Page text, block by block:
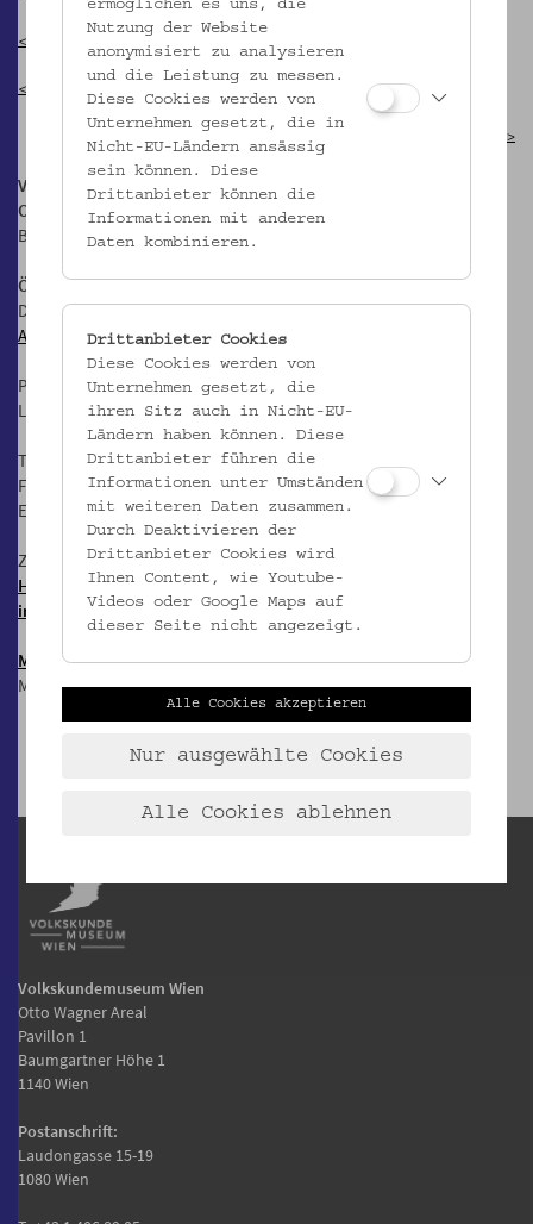
< zurück zur Überblicksseite
< Rückkehr und Erinnerung
Brno/Brünn >
Volkskundemuseum Wien
Otto Wagner Areal, Pavillon 1
Baumgartner Höhe 1, 1140 Wien
Öffnungszeiten:
Di-Fr: 10-17 Uhr
Anfahrt
Postanschrift:
Laudongasse 15-19, 1080 Wien
T: +43 1 406 89 05
F: +43 1 406 89 05.88
E:
office@volkskundemuseum.at
Zum Newsletter:
HIER anmelden &
informiert bleiben!
Mostothek@ OWA
Mai-Sep: Dienstags, 17 Uhr
Volkskundemuseum Wien
Otto Wagner Areal
Pavillon 1
Baumgartner Höhe 1
1140 Wien
Postanschrift:
Laudongasse 15-19
1080 Wien
ermöglichen es uns, die
Nutzung der Website
anonymisiert zu analysieren
und die Leistung zu messen.
Diese Cookies werden von
Unternehmen gesetzt, die in
Nicht-EU-Ländern ansässig
sein können. Diese
Drittanbieter können die
Informationen mit anderen
Daten kombinieren.
Drittanbieter Cookies
Diese Cookies werden von
Unternehmen gesetzt, die
ihren Sitz auch in Nicht-EU-
Ländern haben können. Diese
Drittanbieter führen die
Informationen unter Umständen
mit weiteren Daten zusammen.
Durch Deaktivieren der
Drittanbieter Cookies wird
Ihnen Content, wie Youtube-
Videos oder Google Maps auf
dieser Seite nicht angezeigt.
Alle Cookies akzeptieren
Nur ausgewählte Cookies
Alle Cookies ablehnen